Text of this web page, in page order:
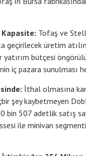
Kapasite: Tofaş ve
geçirilecek üretim
yatırım bütçesi
iç pazara sunulması
İthal olmasına
şey kaybetmeyen
bin 507 adetlik satış
ile minivan